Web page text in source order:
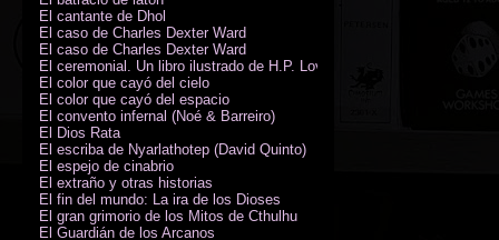
El cantante de Dhol
El caso de Charles Dexter Ward
El caso de Charles Dexter Ward
El ceremonial. Un libro ilustrado de H.P. Lovecraft
El color que cayó del cielo
El color que cayó del espacio
El convento infernal (Noé & Barreiro)
El Dios Rata
El escriba de Nyarlathotep (David Quinto)
El espejo de cinabrio
El extraño y otras historias
El fin del mundo: La ira de los Dioses
El gran grimorio de los Mitos de Cthulhu
El Guardián de los Arcanos